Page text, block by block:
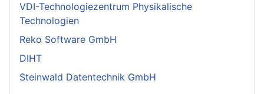
VDI-Technologiezentrum Physikalische
Technologien
Reko Software GmbH
DIHT
Steinwald Datentechnik GmbH